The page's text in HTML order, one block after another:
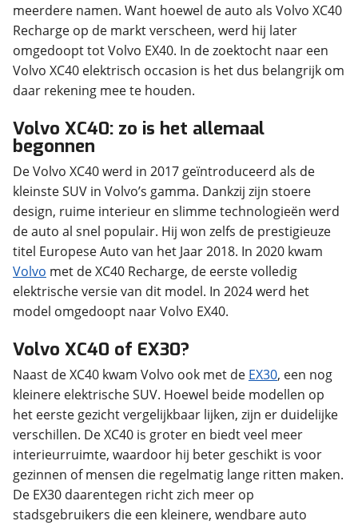
meerdere namen. Want hoewel de auto als Volvo XC40
Recharge op de markt verscheen, werd hij later
omgedoopt tot Volvo EX40. In de zoektocht naar een
Volvo XC40 elektrisch occasion is het dus belangrijk om
daar rekening mee te houden.
Volvo XC40: zo is het allemaal
begonnen
De Volvo XC40 werd in 2017 geïntroduceerd als de
kleinste SUV in Volvo’s gamma. Dankzij zijn stoere
design, ruime interieur en slimme technologieën werd
de auto al snel populair. Hij won zelfs de prestigieuze
titel Europese Auto van het Jaar 2018. In 2020 kwam
Volvo met de XC40 Recharge, de eerste volledig
elektrische versie van dit model. In 2024 werd het
model omgedoopt naar Volvo EX40.
Volvo XC40 of EX30?
Naast de XC40 kwam Volvo ook met de EX30, een nog
kleinere elektrische SUV. Hoewel beide modellen op
het eerste gezicht vergelijkbaar lijken, zijn er duidelijke
verschillen. De XC40 is groter en biedt veel meer
interieurruimte, waardoor hij beter geschikt is voor
gezinnen of mensen die regelmatig lange ritten maken.
De EX30 daarentegen richt zich meer op
stadsgebruikers die een kleinere, wendbare auto